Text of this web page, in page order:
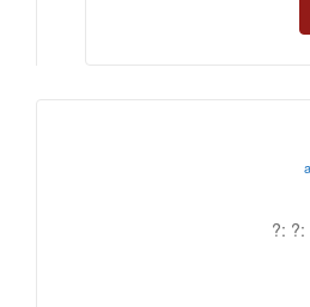
:? :?